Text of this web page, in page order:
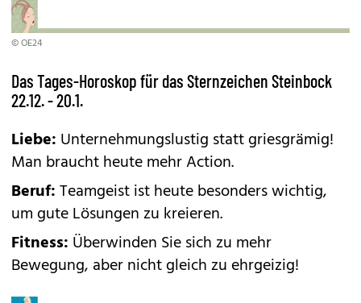
© OE24
Das Tages-Horoskop für das Sternzeichen Steinbock
22.12. - 20.1.
Liebe: Unternehmungslustig statt griesgrämig!
Man braucht heute mehr Action.
Beruf:Teamgeist ist heute besonders wichtig,
um gute Lösungen zu kreieren.
Fitness: Überwinden Sie sich zu mehr
Bewegung, aber nicht gleich zu ehrgeizig!